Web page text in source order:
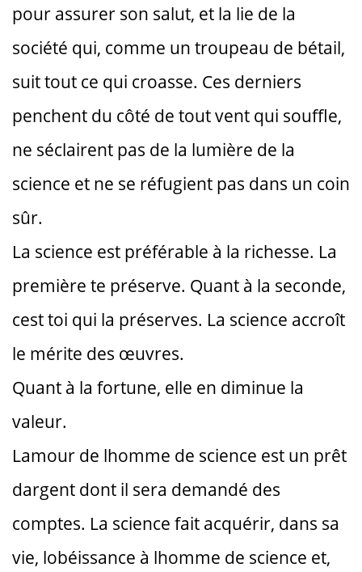
pour assurer son salut, et la lie de la
société qui, comme un troupeau de bétail,
suit tout ce qui croasse. Ces derniers
penchent du côté de tout vent qui souffle,
ne séclairent pas de la lumière de la
science et ne se réfugient pas dans un coin
sûr.
La science est préférable à la richesse. La
première te préserve. Quant à la seconde,
cest toi qui la préserves. La science accroît
le mérite des œuvres.
Quant à la fortune, elle en diminue la
valeur.
Lamour de lhomme de science est un prêt
dargent dont il sera demandé des
comptes. La science fait acquérir, dans sa
vie, lobéissance à lhomme de science et,